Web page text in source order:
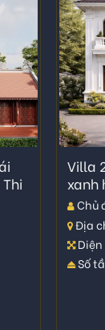
Villa
xanh
Chủ
Địa
Diện
Số